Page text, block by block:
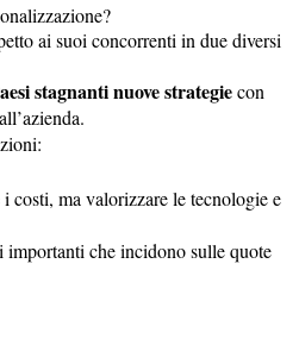
ai suoi concorrenti in due diversi
stagnanti nuove strategiecon
ma valorizzare le tecnologie e
importanti che incidono sulle quote